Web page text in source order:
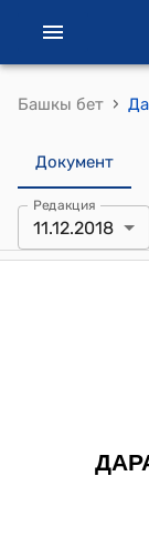
Башкы бет ›
Документ
Редакция
11.12.2018